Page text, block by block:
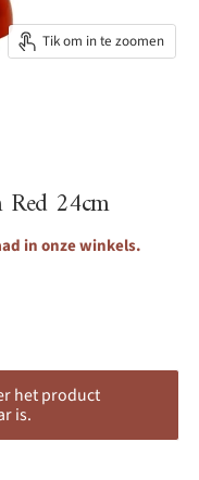
Tik om in te zoomen
24cm
in onze winkels.
het product
is.